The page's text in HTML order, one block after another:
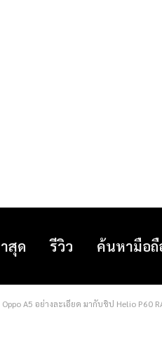
สุด รีวิว ค้นหามือถื
Oppo A5 อย่างละเอียด มากับชิป Helio P60